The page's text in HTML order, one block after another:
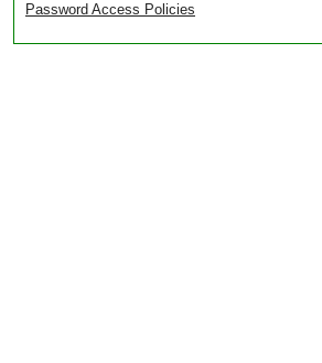
Password Access Policies